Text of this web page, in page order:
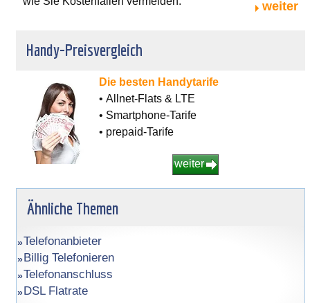
weiter
Handy-Preisvergleich
Die besten Handytarife
• Allnet-Flats & LTE
• Smartphone-Tarife
• prepaid-Tarife
weiter
Ähnliche Themen
Telefonanbieter
Billig Telefonieren
Telefonanschluss
DSL Flatrate